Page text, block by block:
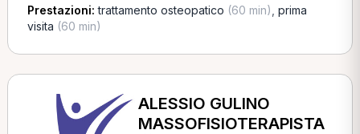
Prestazioni:trattamento osteopatico (60 min) prima
visita (60 min)
ALESSIO GULINO
MASSOFISIOTERAPISTA